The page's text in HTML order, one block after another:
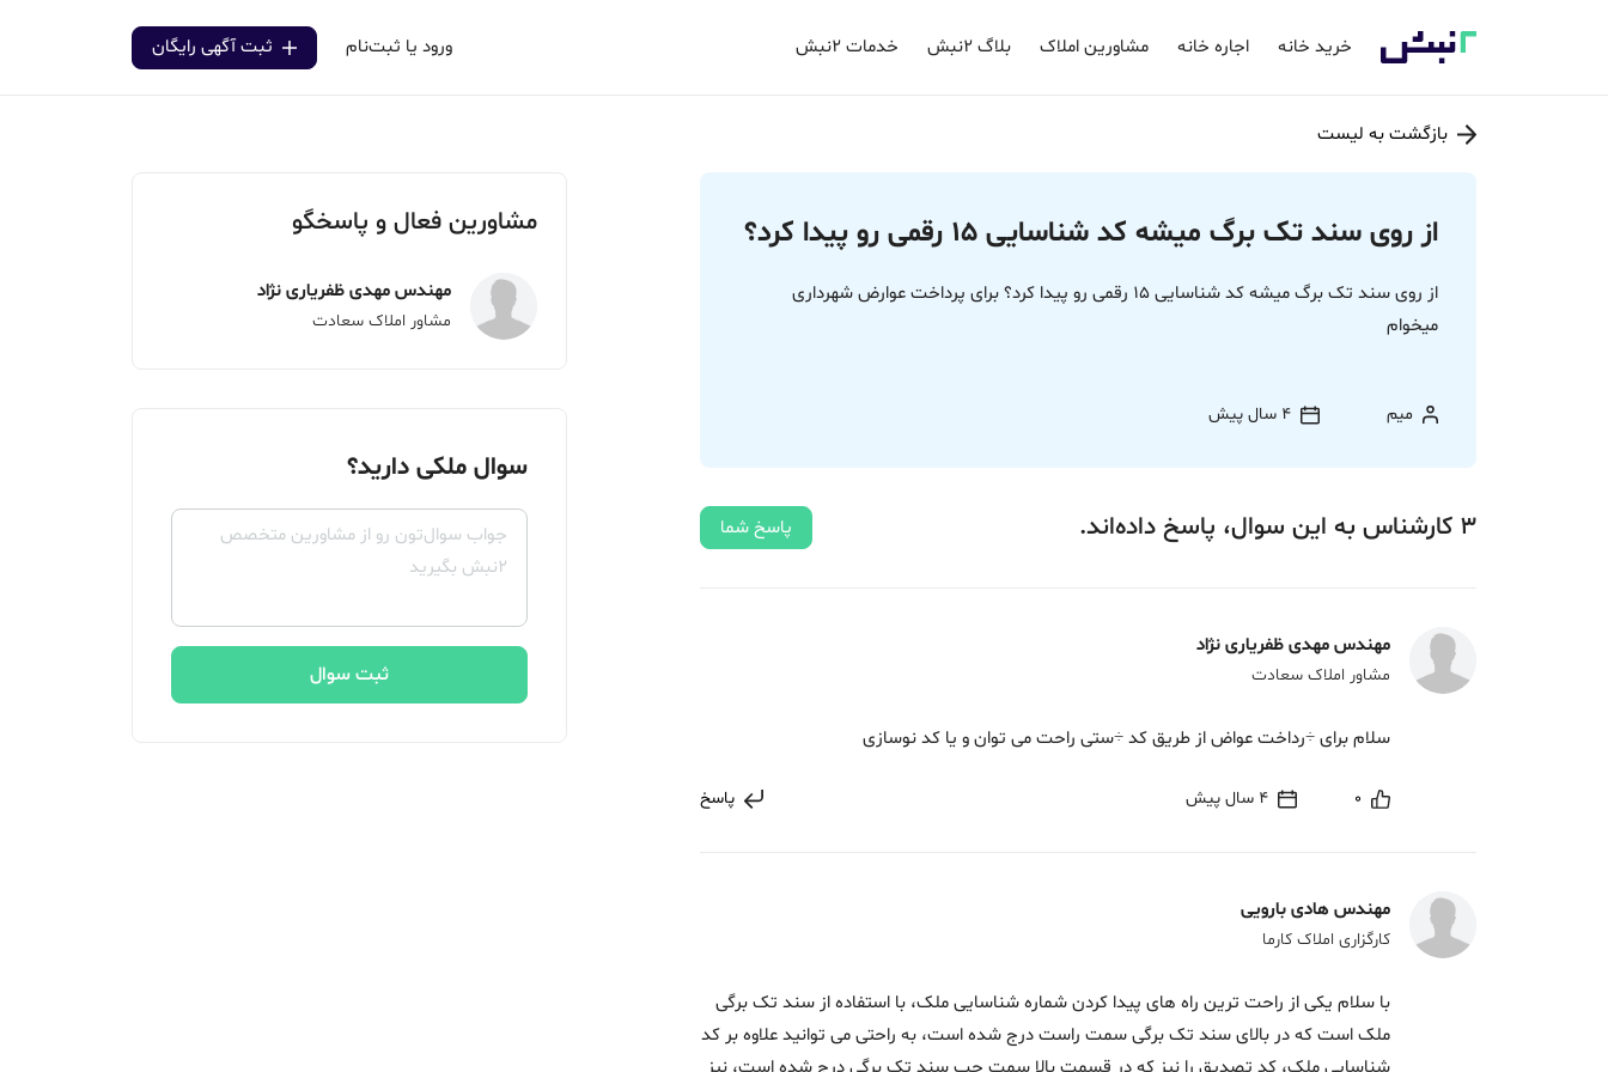
خرید خانه اجاره خانه مشاورین املاک بلاگ ۲نبش خدمات ۲نبش ورود یا ثبت‌نام ثبت آگهی رایگان
بازگشت به لیست
از روی سند تک برگ میشه کد شناسایی 15 رقمی رو پیدا کرد؟
از روی سند تک برگ میشه کد شناسایی 15 رقمی رو پیدا کرد؟ برای پرداخت عوارض شهرداری
میخوام
میم 4 سال پیش
3 کارشناس به این سوال، پاسخ داده‌اند. پاسخ شما
مهندس مهدی ظفریاری نژاد
مشاور املاک سعادت
سلام برای ÷رداخت عواض از طریق کد ÷ستی راحت می توان و یا کد نوسازی
0 4 سال پیش پاسخ
مهندس هادی بارویی
کارگزاری املاک کارما
با سلام یکی از راحت ترین راه های پیدا کردن شماره شناسایی ملک، با استفاده از سند تک برگی
ملک است که در بالای سند تک برگی سمت راست درج شده است، به راحتی می توانید علاوه بر کد
مشاورین فعال و پاسخگو
مهندس مهدی ظفریاری نژاد
مشاور املاک سعادت
سوال ملکی دارید؟
ثبت سوال